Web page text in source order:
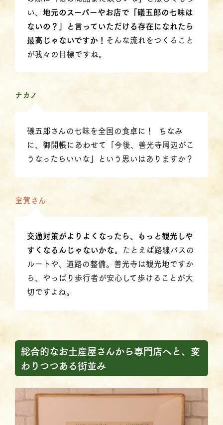
い、 地元のスーパーやお店で「礒五郎の七味は
ないの？」と言っていただける存在になれたら
最高じゃないですか！ そんな流れをつくること
が我々の目標ですね。
ナカノ
礒五郎さんの七味を全国の食卓に！ ちなみ
に、御開帳にあわせて「今後、善光寺周辺がこ
うなったらいいな」という思いはありますか？
室賀さん
交通対策がよりよくなったら、もっと観光しや
すくなるんじゃないかな。たとえば路線バスの
ルートや、道路の整備。善光寺は観光地ですか
ら、やっぱり歩行者が安心して歩けることが大
切ですよね。
総合的なお土産屋さんから専門店へと、変
わりつつある街並み